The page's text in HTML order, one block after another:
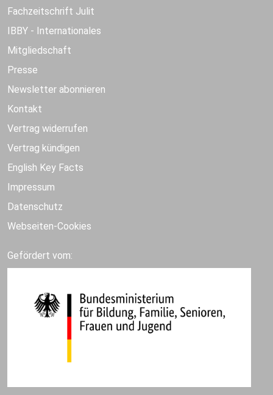
Fachzeitschrift Julit
IBBY - Internationales
Mitgliedschaft
Presse
Newsletter abonnieren
Kontakt
Vertrag widerrufen
Vertrag kündigen
English Key Facts
Impressum
Datenschutz
Webseiten-Cookies
Gefördert vom: